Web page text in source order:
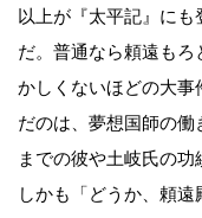
以上が『太平記』に
だ。普通なら頼遠も
かしくないほどの大事
だのは、夢想国師の
までの彼や土岐氏の功
しかも「どうか、頼